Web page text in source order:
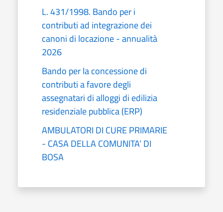
L. 431/1998. Bando per i
contributi ad integrazione dei
canoni di locazione - annualità
2026
Bando per la concessione di
contributi a favore degli
assegnatari di alloggi di edilizia
residenziale pubblica (ERP)
AMBULATORI DI CURE PRIMARIE
- CASA DELLA COMUNITA’ DI
BOSA